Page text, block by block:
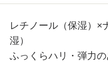
レチノール（保湿）×
湿）
ふっくらハリ・弾力の